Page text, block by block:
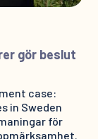
gör beslut
case:
in Sweden
för